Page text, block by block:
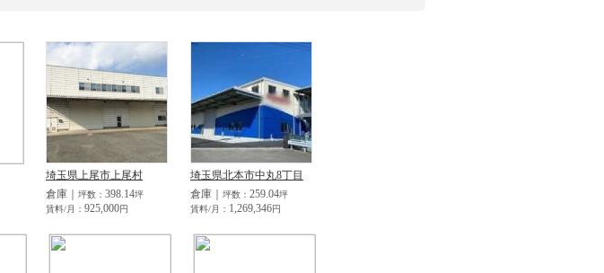
埼玉県上尾市上尾村
倉庫｜ 坪数： 398.14坪
賃料/月： 925,000円
埼玉県北本市中丸8丁目
倉庫｜ 坪数： 259.04坪
賃料/月： 1,269,346円